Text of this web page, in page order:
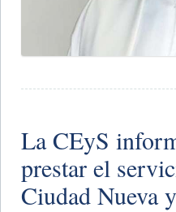
La CEyS
prestar el
Ciudad Nueva